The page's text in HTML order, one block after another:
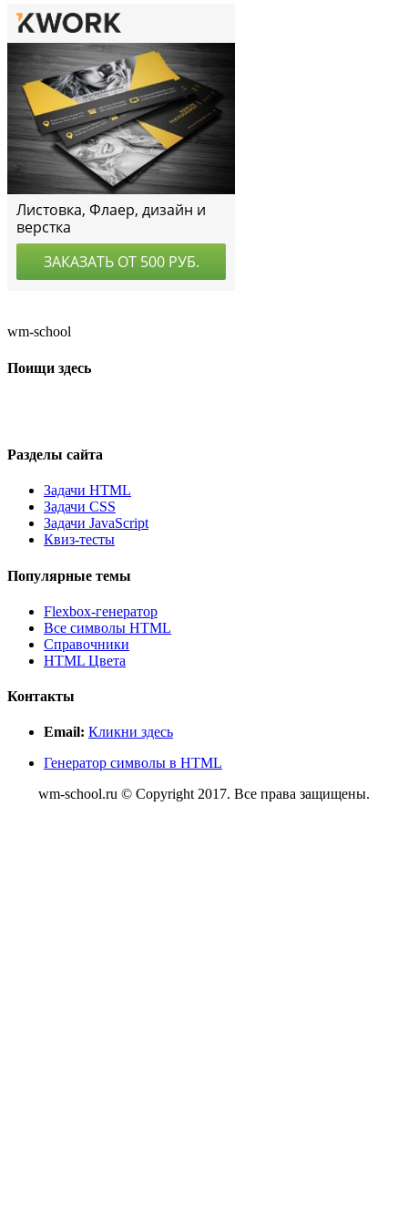
wm-school
Поищи здесь
Разделы сайта
Задачи HTML
Задачи CSS
Задачи JavaScript
Квиз-тесты
Популярные темы
Flexbox-генератор
Все символы HTML
Справочники
HTML Цвета
Контакты
Email: Кликни здесь
Генератор символы в HTML
wm-school.ru © Copyright 2017. Все права защищены.